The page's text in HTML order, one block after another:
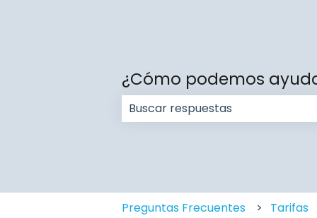
¿Cómo podemos
Preguntas Frecuentes Tarifas